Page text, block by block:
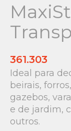
361.303
Ideal para
beirais,
gazebos,
e de jardim,
outros.